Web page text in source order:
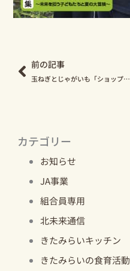
カテゴリー
お知らせ
JA事業
組合員専用
北未来通信
きたみらいキッチン
きたみらいの食育活動
前の記事
玉ねぎとじゃがいも「ショップきたみさん！」で販売中！